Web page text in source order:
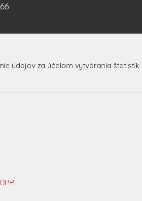
údajov za účelom vytvárania
01